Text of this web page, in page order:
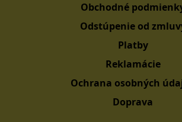
Obchodné
Odstúpenie od
Platby
Reklamácie
Ochrana osobných
Doprava